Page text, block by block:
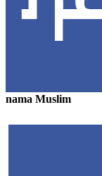
nama Muslim